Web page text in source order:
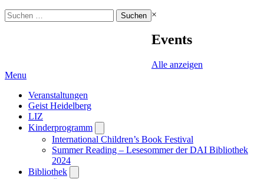
Suchen
nach:
×
Events
Alle anzeigen
Menu
Veranstaltungen
Geist Heidelberg
LIZ
Kinderprogramm
submenu
International Children’s Book Festival
Summer Reading – Lesesommer der DAI Bibliothek
2024
Bibliothek